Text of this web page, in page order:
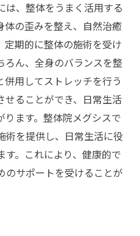
は、整体をうまく活用する
体の歪みを整え、自然治癒
定期的に整体の施術を受け
ろん、全身のバランスを整
用してストレッチを行う
せることができ、日常生活
ります。整体院メグシスで
術を提供し、日常生活に役
。これにより、健康的で
のサポートを受けることが